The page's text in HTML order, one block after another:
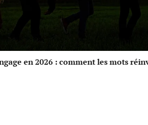
en 2026 : comment les mots